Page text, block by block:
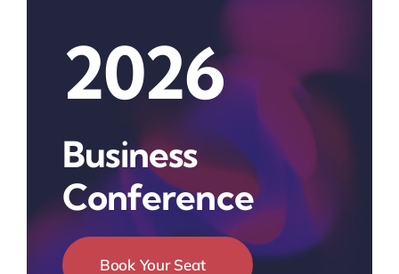
2026
Business
Conference
Book Your Seat